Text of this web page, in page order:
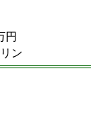
円
ン